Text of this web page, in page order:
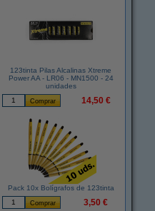
123tinta Pilas Alcalinas Xtreme
Power AA - LR06 - MN1500 - 24
unidades
14,50 €
Pack 10x Bolígrafos de 123tinta
3,50 €